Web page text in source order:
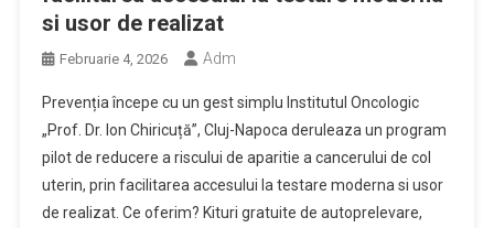
si usor de realizat
Februarie 4, 2026 Adm
Prevenția începe cu un gest simplu Institutul Oncologic
„Prof. Dr. Ion Chiricuță”, Cluj-Napoca deruleaza un program
pilot de reducere a riscului de aparitie a cancerului de col
uterin, prin facilitarea accesului la testare moderna si usor
de realizat. Ce oferim? Kituri gratuite de autoprelevare,